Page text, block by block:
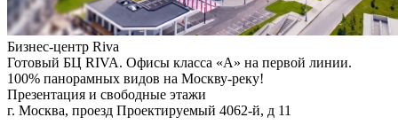
Бизнес-центр Riva
Готовый БЦ RIVA. Офисы класса «А» на первой линии.
100% панорамных видов на Москву-реку!
Презентация и свободные этажи
г. Москва, проезд Проектируемый 4062-й, д 11